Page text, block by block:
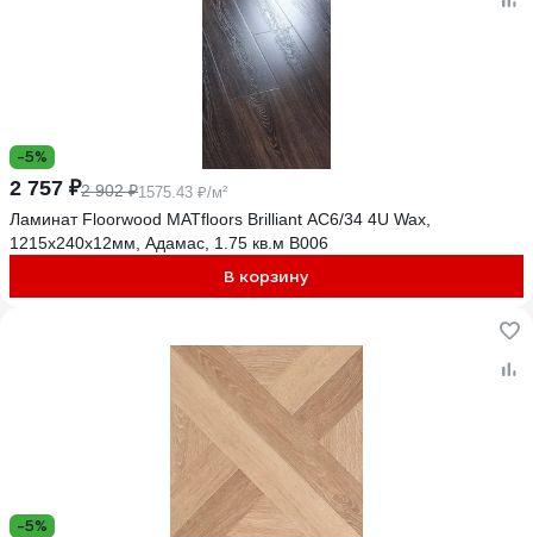
-5%
2 757 ₽2 902 ₽1575.43 ₽/м²
Ламинат Floorwood MATfloors Brilliant АС6/34 4U Wax,
1215х240х12мм, Адамас, 1.75 кв.м B006
В корзину
-5%